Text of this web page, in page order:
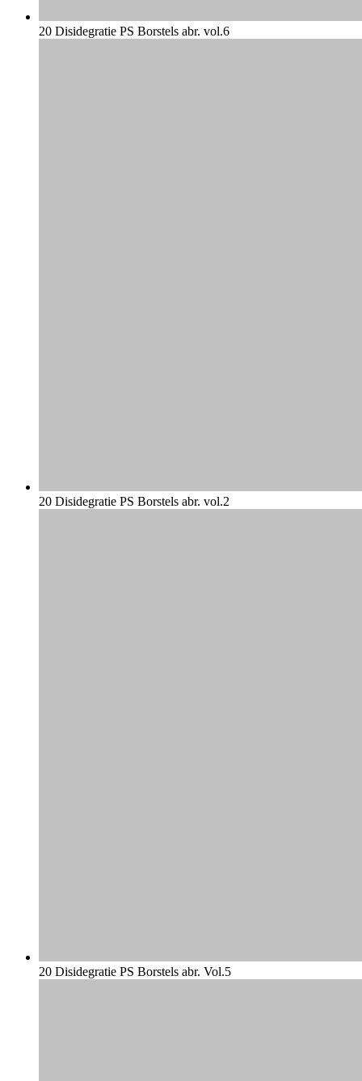
20 Disidegratie PS Borstels abr. vol.6
20 Disidegratie PS Borstels abr. vol.2
20 Disidegratie PS Borstels abr. Vol.5